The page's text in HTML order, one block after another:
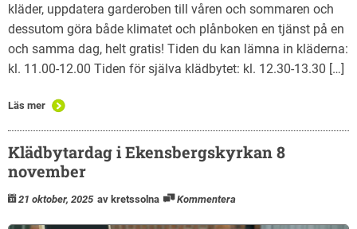
kläder, uppdatera garderoben till våren och sommaren och
dessutom göra både klimatet och plånboken en tjänst på en
och samma dag, helt gratis! Tiden du kan lämna in kläderna:
kl. 11.00-12.00 Tiden för själva klädbytet: kl. 12.30-13.30 […]
Läs mer
Klädbytardag i Ekensbergskyrkan 8
november
21 oktober, 2025 av kretssolna Kommentera